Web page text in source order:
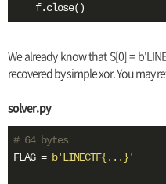
    f.close()
We already know that S[0] =
recovered by simple xor. You may
solver.py
# 64 bytes
FLAG = b'LINECTF{...}'